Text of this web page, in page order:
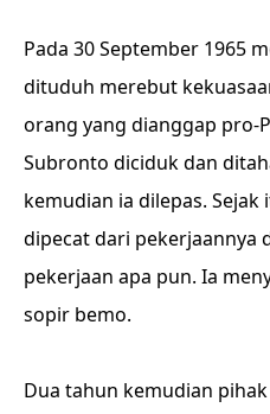
Pada 30 September 1965
dituduh merebut
orang yang dianggap pro-
Subronto diciduk dan
kemudian ia dilepas. Sejak
dipecat dari pekerjaannya
pekerjaan apa pun. Ia
sopir bemo.
Dua tahun kemudian